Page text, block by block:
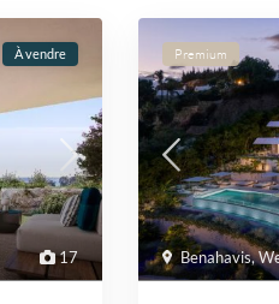
17
À vendre
Benahavis,
Premium